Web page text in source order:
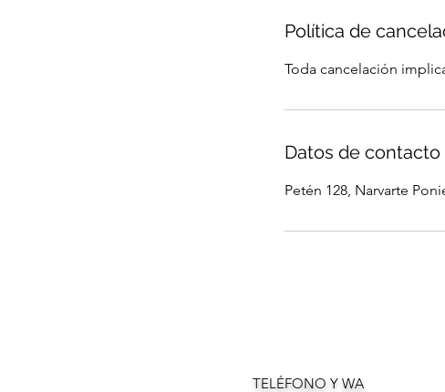
Política de
Toda cancelación
Datos de contacto
Petén 128, Narvarte
TELÉFONO Y WA